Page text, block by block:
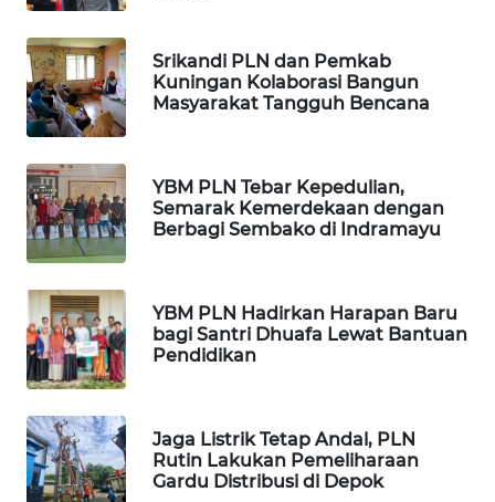
Srikandi PLN dan Pemkab
Kuningan Kolaborasi Bangun
Masyarakat Tangguh Bencana
YBM PLN Tebar Kepedulian,
Semarak Kemerdekaan dengan
Berbagi Sembako di Indramayu
YBM PLN Hadirkan Harapan Baru
bagi Santri Dhuafa Lewat Bantuan
Pendidikan
Jaga Listrik Tetap Andal, PLN
Rutin Lakukan Pemeliharaan
Gardu Distribusi di Depok
WN
KARO
WN
WN
LABUHANBATU
WN
TAPANULI
TENGAH
WN DELI
SERDANG
WN
TEBING